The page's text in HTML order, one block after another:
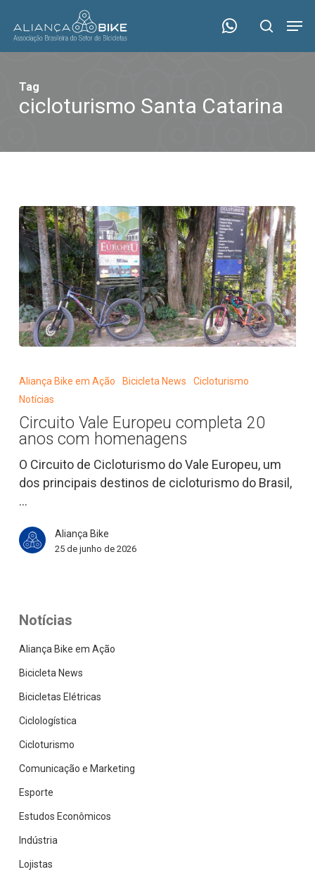
main
search
Tag
cicloturismo Santa Catarina
Vale
Europeu
20
anos
com
homenagens
Aliança Bike em Ação Bicicleta News
Cicloturismo
Notícias
Circuito Vale Europeu completa 20
anos com homenagens
O Circuito de Cicloturismo do Vale Europeu, um
dos principais destinos de cicloturismo do Brasil,
…
Aliança Bike
25 de junho de 2026
Notícias
Aliança Bike em Ação
Bicicleta News
Bicicletas Elétricas
Ciclologística
Cicloturismo
Comunicação e Marketing
Esporte
Estudos Econômicos
Indústria
Lojistas